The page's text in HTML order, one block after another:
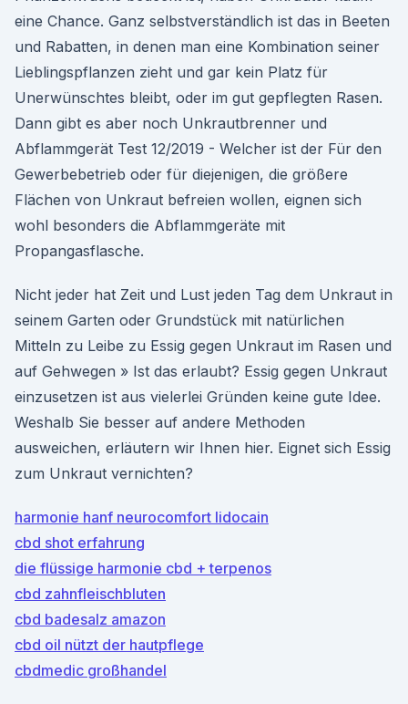
eine Chance. Ganz selbstverständlich ist das in Beeten
und Rabatten, in denen man eine Kombination seiner
Lieblingspflanzen zieht und gar kein Platz für
Unerwünschtes bleibt, oder im gut gepflegten Rasen.
Dann gibt es aber noch Unkrautbrenner und
Abflammgerät Test 12/2019 - Welcher ist der Für den
Gewerbebetrieb oder für diejenigen, die größere
Flächen von Unkraut befreien wollen, eignen sich
wohl besonders die Abflammgeräte mit
Propangasflasche.
Nicht jeder hat Zeit und Lust jeden Tag dem Unkraut in
seinem Garten oder Grundstück mit natürlichen
Mitteln zu Leibe zu Essig gegen Unkraut im Rasen und
auf Gehwegen » Ist das erlaubt? Essig gegen Unkraut
einzusetzen ist aus vielerlei Gründen keine gute Idee.
Weshalb Sie besser auf andere Methoden
ausweichen, erläutern wir Ihnen hier. Eignet sich Essig
zum Unkraut vernichten?
harmonie hanf neurocomfort lidocain
cbd shot erfahrung
die flüssige harmonie cbd + terpenos
cbd zahnfleischbluten
cbd badesalz amazon
cbd oil nützt der hautpflege
cbdmedic großhandel